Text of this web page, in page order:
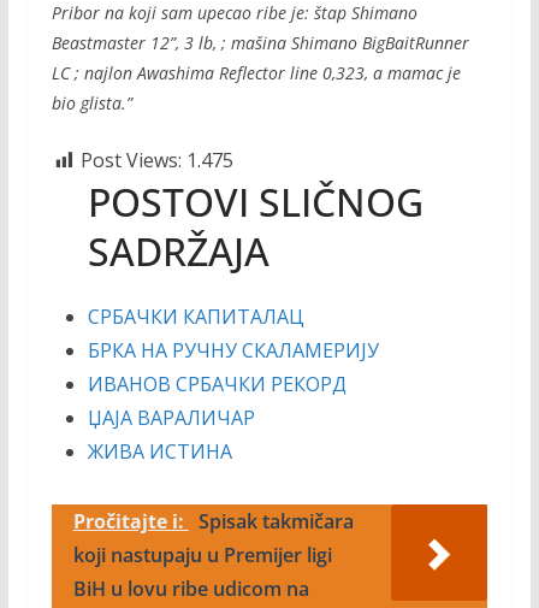
Pribor na koji sam upecao ribe je: štap Shimano
Beastmaster 12”, 3 lb, ; mašina Shimano BigBaitRunner
LC ; najlon Awashima Reflector line 0,323, a mamac je
bio glista.”
Post Views: 1.475
POSTOVI SLIČNOG
SADRŽAJA
СРБАЧКИ КАПИТАЛАЦ
БРКА НА РУЧНУ СКАЛАМЕРИЈУ
ИВАНОВ СРБАЧКИ РЕКОРД
ЏАЈА ВАРАЛИЧАР
ЖИВА ИСТИНА
Pročitajte i: Spisak takmičara
koji nastupaju u Premijer ligi
BiH u lovu ribe udicom na